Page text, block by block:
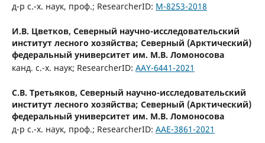
д-р c.-х. наук, проф.; ResearcherID: M-8253-2018
И.В. Цветков, Северный научно-исследовательский
институт лесного хозяйства; Северный (Арктический)
федеральный университет им. М.В. Ломоносова
канд. с.-х. наук; ResearcherID: AAY-6441-2021
С.В. Третьяков, Северный научно-исследовательский
институт лесного хозяйства; Северный (Арктический)
федеральный университет им. М.В. Ломоносова
д-р с.-х. наук, проф.; ResearcherID: AAE-3861-2021